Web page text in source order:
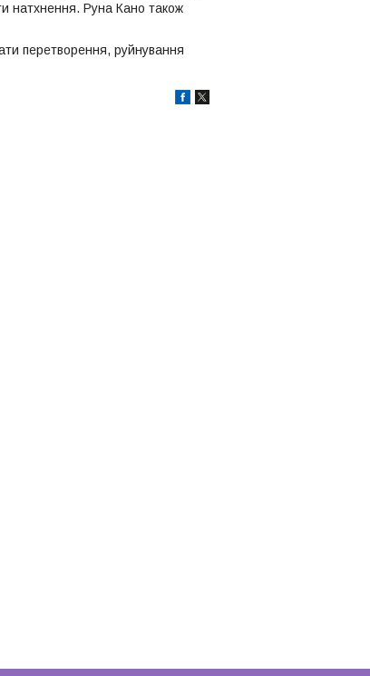
натхнення. Руна Кано також
перетворення, руйнування